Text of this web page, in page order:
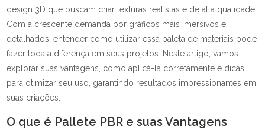
design 3D que buscam criar texturas realistas e de alta qualidade.
Com a crescente demanda por gráficos mais imersivos e
detalhados, entender como utilizar essa paleta de materiais pode
fazer toda a diferença em seus projetos. Neste artigo, vamos
explorar suas vantagens, como aplicá-la corretamente e dicas
para otimizar seu uso, garantindo resultados impressionantes em
suas criações.
O que é Pallete PBR e suas Vantagens